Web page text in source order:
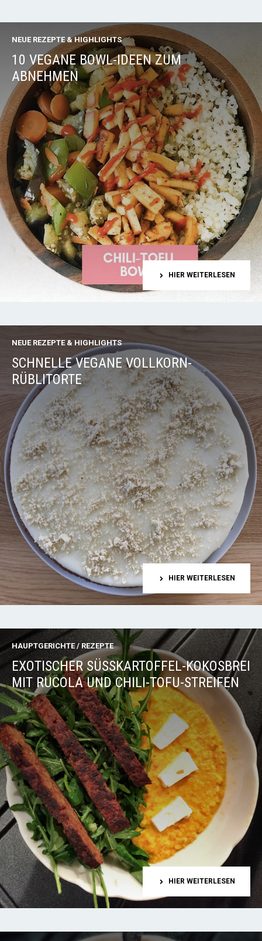
NEUE REZEPTE & HIGHLIGHTS
10 VEGANE BOWL-IDEEN ZUM
ABNEHMEN
HIER WEITERLESEN
NEUE REZEPTE & HIGHLIGHTS
SCHNELLE VEGANE VOLLKORN-
RÜBLITORTE
HIER WEITERLESEN
HAUPTGERICHTE/ REZEPTE
EXOTISCHER SÜSSKARTOFFEL-KOKOSBREI M
IT RUCOLA UND CHILI-TOFU-STREIFEN
HIER WEITERLESEN